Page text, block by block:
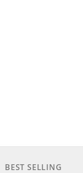
BEST SELLING